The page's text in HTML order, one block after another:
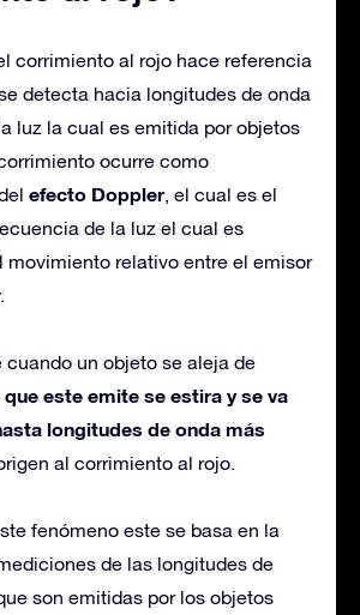
corrimiento al rojo hace referencia
detecta hacia longitudes de onda
luz la cual es emitida por objetos
ocurre como
efecto Doppler, el cual es el
de la luz el cual es
movimiento relativo entre el emisor
cuando un objeto se aleja de
que este emite se estira y se va
longitudes de onda más
al corrimiento al rojo.
fenómeno este se basa en la
de las longitudes de
son emitidas por los objetos